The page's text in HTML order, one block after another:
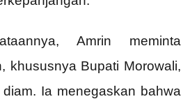
Amrin meminta
khususnya Bupati Morowali,
Ia menegaskan bahwa